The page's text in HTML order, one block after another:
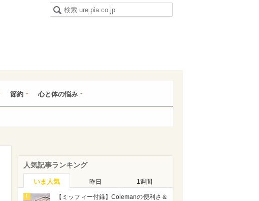
節約 心と体の悩み
人気記事ランキング
いま人気 昨日 1週間
1
【ミッフィー付録】Colemanの便利さ＆